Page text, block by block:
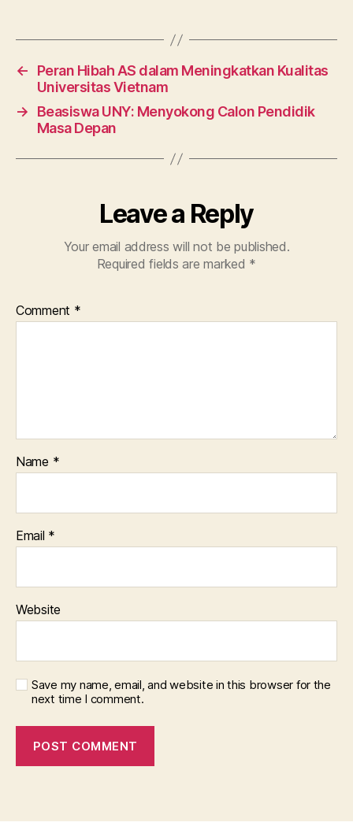
←
Peran Hibah AS dalam Meningkatkan Kualitas
Universitas Vietnam
→
Beasiswa UNY: Menyokong Calon Pendidik
Masa Depan
Leave a Reply
Your email address will not be published.
Required fields are marked *
Comment *
Name *
Email *
Website
Save my name, email, and website in this browser for the
next time I comment.